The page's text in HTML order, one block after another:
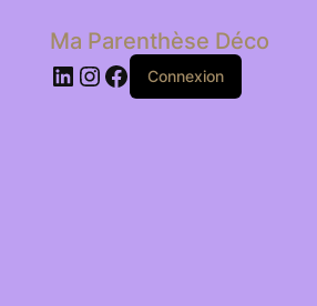
Ma Parenthèse Déco
LinkedIn
Instagram
Facebook
Connexion